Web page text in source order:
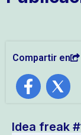
Compartir en
Idea freak